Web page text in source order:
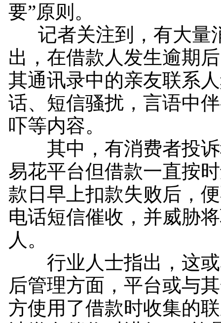
要”原则。
记者关注到，有大量
出，在借款人发生逾期
其通讯录中的亲友联系
话、短信骚扰，言语中
吓等内容。
其中，有消费者投诉
易花平台但借款一直按
款日早上扣款失败后，
电话短信催收，并威胁
人。
行业人士指出，这或
后管理方面，平台或与
方使用了借款时收集的